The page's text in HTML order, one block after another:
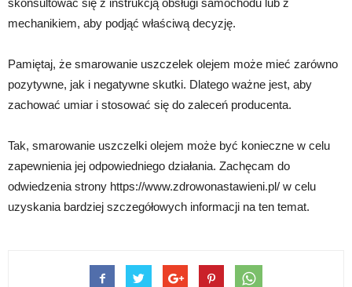
mechanikiem, aby podjąć właściwą decyzję.
Pamiętaj, że smarowanie uszczelek olejem może mieć zarówno
pozytywne, jak i negatywne skutki. Dlatego ważne jest, aby
zachować umiar i stosować się do zaleceń producenta.
Tak, smarowanie uszczelki olejem może być konieczne w celu
zapewnienia jej odpowiedniego działania. Zachęcam do
odwiedzenia strony https://www.zdrowonastawieni.pl/ w celu
uzyskania bardziej szczegółowych informacji na ten temat.